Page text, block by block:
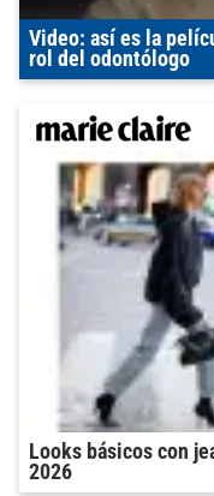
Video: así es la
rol del odontólogo
Looks básicos con
2026